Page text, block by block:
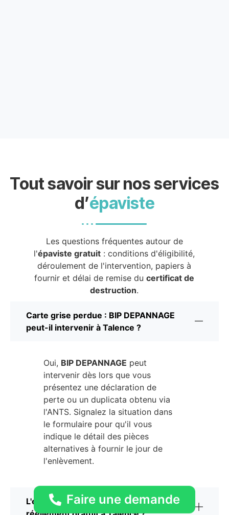
Tout savoir sur nos services
d’épaviste
Les questions fréquentes autour de
l'épaviste gratuit : conditions d'éligibilité,
déroulement de l'intervention, papiers à
fournir et délai de remise ducertificat de
destruction.
Carte grise perdue : BIP DEPANNAGE
peut-il intervenir à Talence ?
Oui, BIP DEPANNAGE peut
intervenir dès lors que vous
présentez une déclaration de
perte ou un duplicata obtenu via
l'ANTS. Signalez la situation dans
le formulaire pour qu'il vous
indique le détail des pièces
alternatives à fournir le jour de
l'enlèvement.
L'enlèvement par BIP DEPANNAGE est-il
Faire une demande